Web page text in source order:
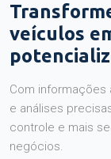
veículos
Com informações
e análises
controle e mais
negócios.